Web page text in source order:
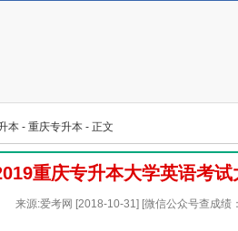
本 - 重庆专升本 - 正文
重庆专升本大学英语考试
来源:爱考网 [2018-10-31] [微信公众号查成绩